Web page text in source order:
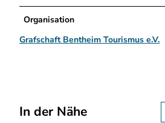
Organisation
Grafschaft Bentheim Tourismus e.V.
In der Nähe